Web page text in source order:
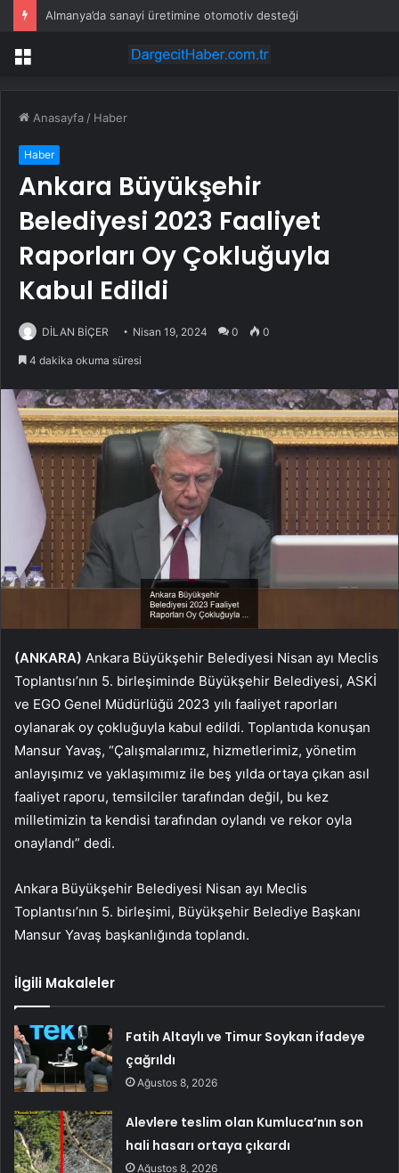
Almanya’da sanayi üretimine otomotiv desteği
Menü
Anasayfa / Haber
Haber
Ankara Büyükşehir
Belediyesi 2023 Faaliyet
Raporları Oy Çokluğuyla
Kabul Edildi
DİLAN BİÇER Nisan 19, 2024 0 0
4 dakika okuma süresi
(ANKARA) Ankara Büyükşehir Belediyesi Nisan ayı Meclis
Toplantısı’nın 5. birleşiminde Büyükşehir Belediyesi, ASKİ
ve EGO Genel Müdürlüğü 2023 yılı faaliyet raporları
oylanarak oy çokluğuyla kabul edildi. Toplantıda konuşan
Mansur Yavaş, “Çalışmalarımız, hizmetlerimiz, yönetim
anlayışımız ve yaklaşımımız ile beş yılda ortaya çıkan asıl
faaliyet raporu, temsilciler tarafından değil, bu kez
milletimizin ta kendisi tarafından oylandı ve rekor oyla
onaylandı” dedi.
Ankara Büyükşehir Belediyesi Nisan ayı Meclis
Toplantısı’nın 5. birleşimi, Büyükşehir Belediye Başkanı
Mansur Yavaş başkanlığında toplandı.
İlgili Makaleler
Fatih Altaylı ve Timur Soykan ifadeye
çağrıldı
Ağustos 8, 2026
Alevlere teslim olan Kumluca’nın son
hali hasarı ortaya çıkardı
Ağustos 8, 2026